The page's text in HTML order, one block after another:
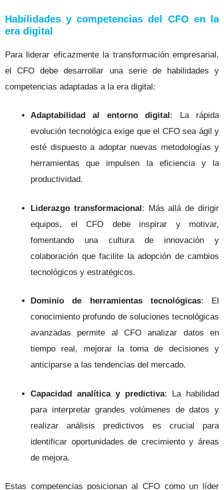
Habilidades y competencias del CFO en la
era digital
Para liderar eficazmente la transformación empresarial,
el CFO debe desarrollar una serie de habilidades y
competencias adaptadas a la era digital:
Adaptabilidad al entorno digital : La rápida
evolución tecnológica exige que el CFO sea ágil y
esté dispuesto a adoptar nuevas metodologías y
herramientas que impulsen la eficiencia y la
productividad.
Liderazgo transformacional: Más allá de dirigir
equipos, el CFO debe inspirar y motivar,
fomentando una cultura de innovación y
colaboración que facilite la adopción de cambios
tecnológicos y estratégicos.
Dominio de herramientas tecnológicas: El
conocimiento profundo de soluciones tecnológicas
avanzadas permite al CFO analizar datos en
tiempo real, mejorar la toma de decisiones y
anticiparse a las tendencias del mercado.
Capacidad analítica y predictiva: La habilidad
para interpretar grandes volúmenes de datos y
realizar análisis predictivos es crucial para
identificar oportunidades de crecimiento y áreas
de mejora.
Estas competencias posicionan al CFO como un líder